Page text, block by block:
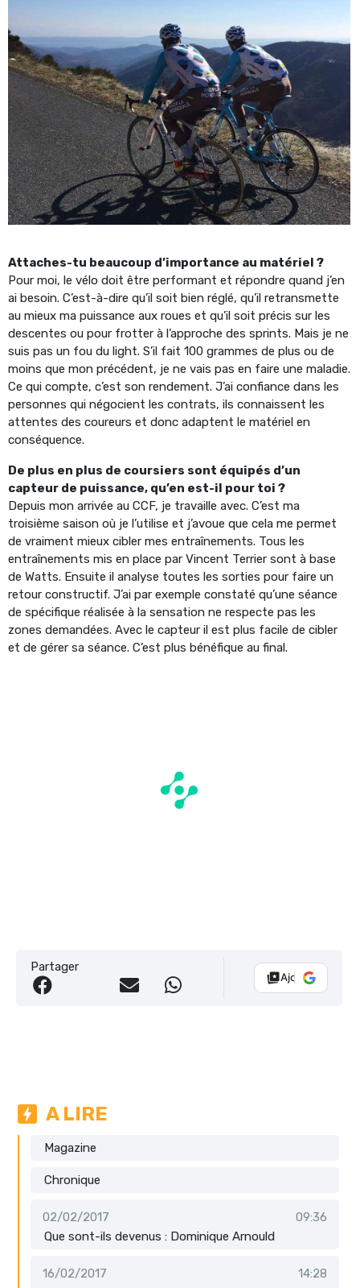
Attaches-tu beaucoup d’importance au matériel ?
Pour moi, le vélo doit être performant et répondre quand j’en
ai besoin. C’est-à-dire qu’il soit bien réglé, qu’il retransmette
au mieux ma puissance aux roues et qu’il soit précis sur les
descentes ou pour frotter à l’approche des sprints. Mais je ne
suis pas un fou du light. S’il fait 100 grammes de plus ou de
moins que mon précédent, je ne vais pas en faire une maladie.
Ce qui compte, c’est son rendement. J’ai confiance dans les
personnes qui négocient les contrats, ils connaissent les
attentes des coureurs et donc adaptent le matériel en
conséquence.
De plus en plus de coursiers sont équipés d’un
capteur de puissance, qu’en est-il pour toi ?
Depuis mon arrivée au CCF, je travaille avec. C’est ma
troisième saison où je l’utilise et j’avoue que cela me permet
de vraiment mieux cibler mes entraînements. Tous les
entraînements mis en place par Vincent Terrier sont à base
de Watts. Ensuite il analyse toutes les sorties pour faire un
retour constructif. J’ai par exemple constaté qu’une séance
de spécifique réalisée à la sensation ne respecte pas les
zones demandées. Avec le capteur il est plus facile de cibler
et de gérer sa séance. C’est plus bénéfique au final.
Partager
Ajouter Vélo
A LIRE
Magazine
Chronique
02/02/2017
09:36
Que sont-ils devenus : Dominique Arnould
16/02/2017
14:28